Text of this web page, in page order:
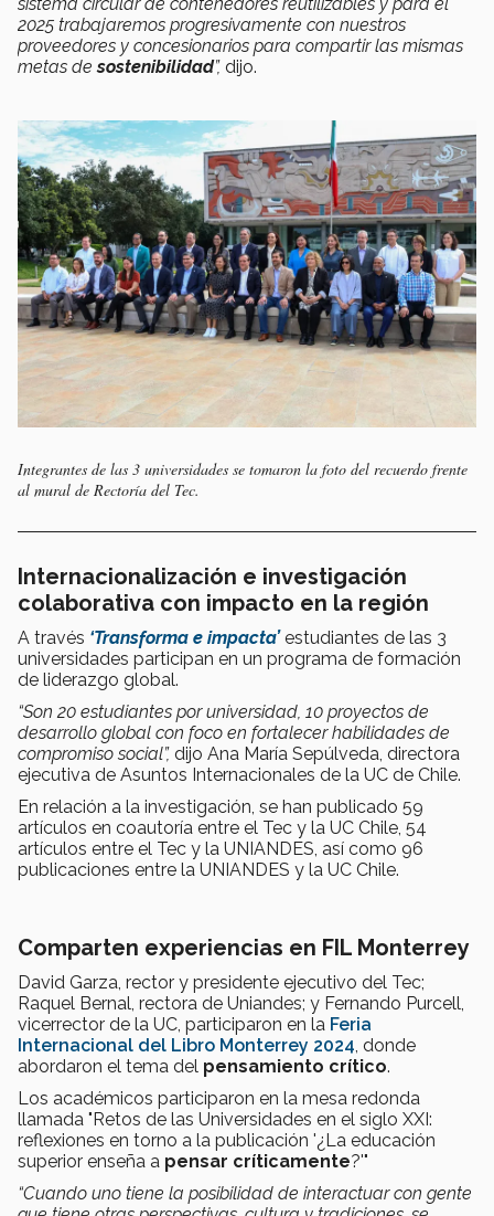
sistema circular de contenedores reutilizables y para el
2025 trabajaremos progresivamente con nuestros
proveedores y concesionarios para compartir las mismas
metas desostenibilidad”, dijo.
Integrantes de las 3 universidades se tomaron la foto del recuerdo frente
al mural de Rectoría del Tec.
Internacionalización e investigación
colaborativa con impacto en la región
A través ‘Transforma e impacta’estudiantes de las 3
universidades participan en un programa de formación
de liderazgo global.
“Son 20 estudiantes por universidad, 10 proyectos de
desarrollo global con foco en fortalecer habilidades de
compromiso social”, dijo Ana María Sepúlveda, directora
ejecutiva de Asuntos Internacionales de la UC de Chile.
En relación a la investigación, se han publicado 59
artículos en coautoría entre el Tec y la UC Chile, 54
artículos entre el Tec y la UNIANDES, así como 96
publicaciones entre la UNIANDES y la UC Chile.
Comparten experiencias en FIL Monterrey
David Garza, rector y presidente ejecutivo del Tec;
Raquel Bernal, rectora de Uniandes; y Fernando Purcell,
vicerrector de la UC, participaron en la Feria
Internacional del Libro Monterrey 2024 , donde
abordaron el tema del pensamiento crítico.
Los académicos participaron en la mesa redonda
llamada "Retos de las Universidades en el siglo XXI:
reflexiones en torno a la publicación '¿La educación
superior enseña a pensar críticamente?'"
“Cuando uno tiene la posibilidad de interactuar con gente